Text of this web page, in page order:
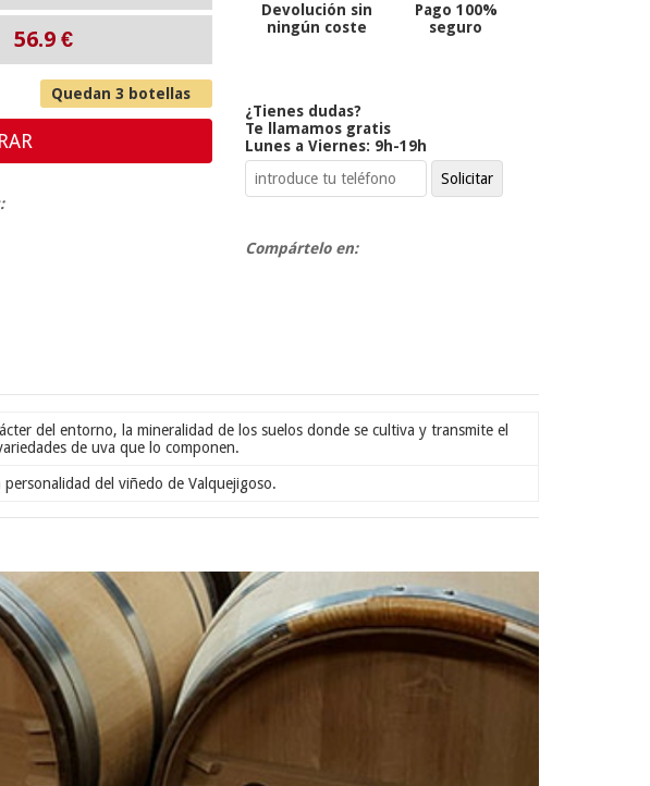
56.9 €
Quedan 3 botellas
Devolución sin
ningún coste
Pago 100%
seguro
¿Tienes dudas?
Te llamamos gratis
Lunes a Viernes: 9h-19h
Compártelo en:
del entorno, la mineralidad de los suelos donde se cultiva y transmite el
de uva que lo componen.
del viñedo de Valquejigoso.